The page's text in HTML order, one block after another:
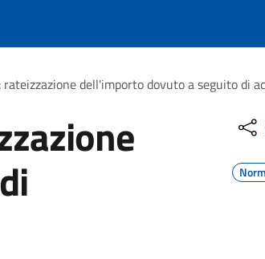
dell'importo dovuto a seguito di